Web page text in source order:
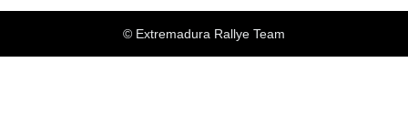
© Extremadura Rallye Team